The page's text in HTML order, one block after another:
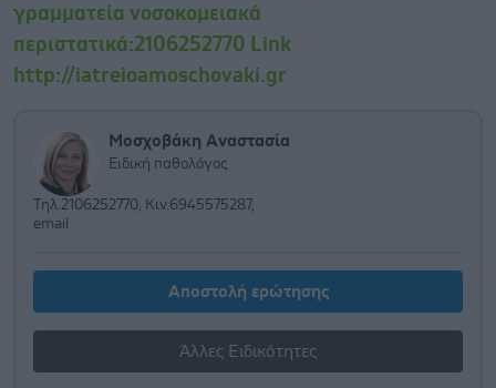
γραμματεία νοσοκομειακά
περιστατικά:2106252770 Link
http://iatreioamoschovaki.gr
Μοσχοβάκη Αναστασία
Ειδική παθολόγος
Τηλ.2106252770, Κιν.6945575287,
email
Αποστολή ερώτησης
Άλλες Ειδικότητες